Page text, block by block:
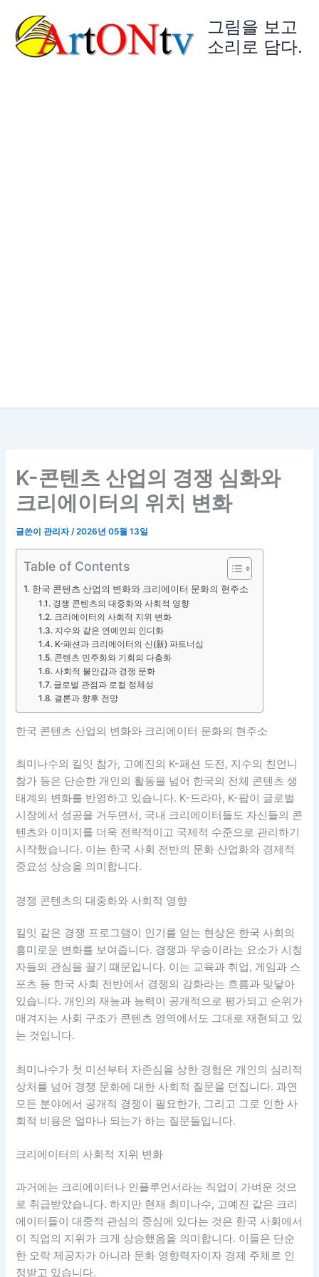
그림을 보고
소리로 담다.
K-콘텐츠 산업의 경쟁 심화와
크리에이터의 위치 변화
글쓴이관리자/2026년 05월 13일
Table of Contents
한국 콘텐츠 산업의 변화와 크리에이터 문화의 현주소
경쟁 콘텐츠의 대중화와 사회적 영향
크리에이터의 사회적 지위 변화
지수와 같은 연예인의 인디화
K-패션과 크리에이터의 신(新) 파트너십
콘텐츠 민주화와 기회의 다층화
사회적 불안감과 경쟁 문화
글로벌 관점과 로컬 정체성
결론과 향후 전망
한국 콘텐츠 산업의 변화와 크리에이터 문화의 현주소
최미나수의 킬잇 참가, 고예진의 K-패션 도전, 지수의 친언니
참가 등은 단순한 개인의 활동을 넘어 한국의 전체 콘텐츠 생
태계의 변화를 반영하고 있습니다. K-드라마, K-팝이 글로벌
시장에서 성공을 거두면서, 국내 크리에이터들도 자신들의 콘
텐츠와 이미지를 더욱 전략적이고 국제적 수준으로 관리하기
시작했습니다. 이는 한국 사회 전반의 문화 산업화와 경제적
중요성 상승을 의미합니다.
경쟁 콘텐츠의 대중화와 사회적 영향
킬잇 같은 경쟁 프로그램이 인기를 얻는 현상은 한국 사회의
흥미로운 변화를 보여줍니다. 경쟁과 우승이라는 요소가 시청
자들의 관심을 끌기 때문입니다. 이는 교육과 취업, 게임과 스
포츠 등 한국 사회 전반에서 경쟁의 강화라는 흐름과 맞닿아
있습니다. 개인의 재능과 능력이 공개적으로 평가되고 순위가
매겨지는 사회 구조가 콘텐츠 영역에서도 그대로 재현되고 있
는 것입니다.
최미나수가 첫 미션부터 자존심을 상한 경험은 개인의 심리적
상처를 넘어 경쟁 문화에 대한 사회적 질문을 던집니다. 과연
모든 분야에서 공개적 경쟁이 필요한가, 그리고 그로 인한 사
회적 비용은 얼마나 되는가 하는 질문들입니다.
크리에이터의 사회적 지위 변화
과거에는 크리에이터나 인플루언서라는 직업이 가벼운 것으
로 취급받았습니다. 하지만 현재 최미나수, 고예진 같은 크리
에이터들이 대중적 관심의 중심에 있다는 것은 한국 사회에서
이 직업의 지위가 크게 상승했음을 의미합니다. 이들은 단순
한 오락 제공자가 아니라 문화 영향력자이자 경제 주체로 인
정받고 있습니다.